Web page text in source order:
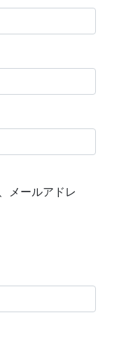
メールアドレ